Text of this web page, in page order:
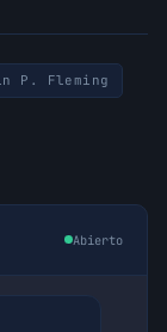
P. Fleming
Abierto